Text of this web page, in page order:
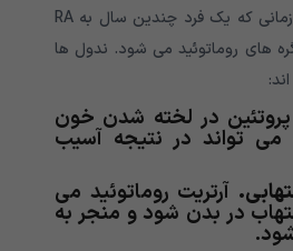
شوند. به طور معمول، زمانی که یک فرد چندین سال به RA
های روماتوئید می شود. ندول ها
در لخته شدن خون
تواند در نتیجه آسیب
آرتریت روماتوئید می
در بدن شود و منجر به